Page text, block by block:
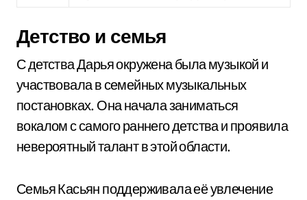
Детство и семья
С детства Дарья окружена была музыкой и
участвовала в семейных музыкальных
постановках. Она начала заниматься
вокалом с самого раннего детства и проявила
невероятный талант в этой области.
Семья Касьян поддерживала её увлечение